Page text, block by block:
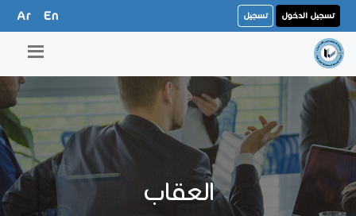
تسجيل الدخول تسجيل En
Ar
العقاب